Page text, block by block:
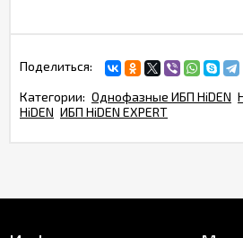
Поделиться:
Категории: Однофазные ИБП HiDEN
HiDEN ИБП HiDEN EXPERT